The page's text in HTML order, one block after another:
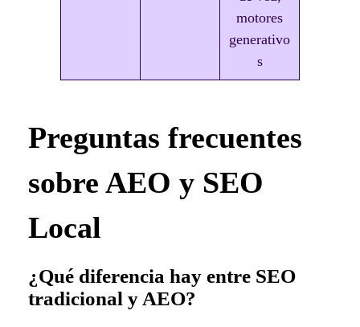
motores
generativo
s
Preguntas frecuentes
sobre AEO y SEO
Local
¿Qué diferencia hay entre SEO
tradicional y AEO?